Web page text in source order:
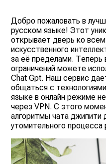
Добро пожаловать в
русском языке! Этот
открывает дверь ко
искусственного
за её пределами. Теперь
ограничений можете
Chat Gpt. Наш сервис
общаться с
языке в онлайн режиме
через VPN. С этого
алгоритмы чата джипити
утомительного процесса